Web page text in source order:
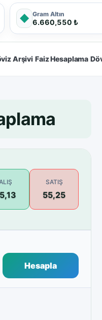
◆ Gram Altın
6.660,550 ₺
Arşivi Faiz Hesaplama
SATIŞ
55,25
Hesapla